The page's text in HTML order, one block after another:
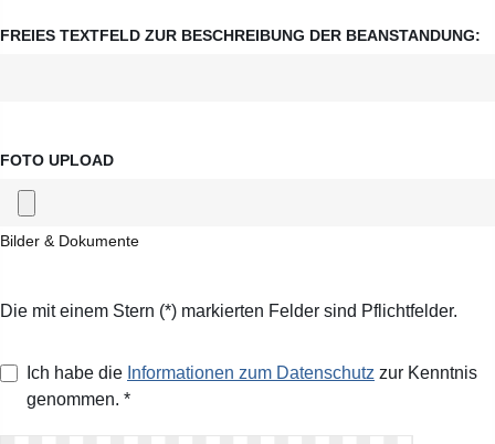
FREIES TEXTFELD ZUR BESCHREIBUNG DER BEANSTANDUNG:
FOTO UPLOAD
Bilder & Dokumente
Die mit einem Stern (*) markierten Felder sind Pflichtfelder.
Ich habe die Informationen zum Datenschutz zur Kenntnis
genommen. *